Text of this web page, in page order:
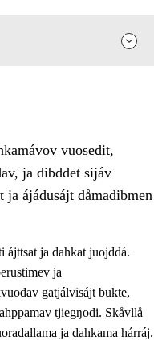
vuosedit,
ja dibddet sijáv
ja ájádusájt dåmadibmen
ájttsat ja dahkat juojddá.
ja
gatjálvisájt bukte,
tjiegŋodi. Skåvllå
ja dahkama hárráj.